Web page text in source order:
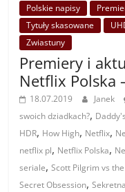
Polskie napisy
Tytuły skasowane
Zwiastuny
Premiery i
Netflix Polska
18.07.2019 Janek
swoich dziadkach?,
HDR, How High, Netflix,
netflix pl, Netflix Polska,
seriale,Scott Pilgrim vs
Secret Obsession,